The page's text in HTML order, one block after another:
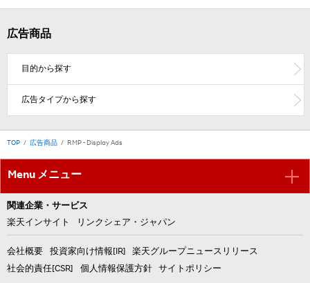
広告商品
目的から探す
広告タイプから探す
TOP 広告商品 RMP - Display Ads
Menu メニュー
関連企業・サービス
楽天インサイト
リンクシェア・ジャパン
会社概要 投資家向け情報[IR]
楽天グループニュースリリース
社会的責任[CSR]
個人情報保護方針 サイトポリシー